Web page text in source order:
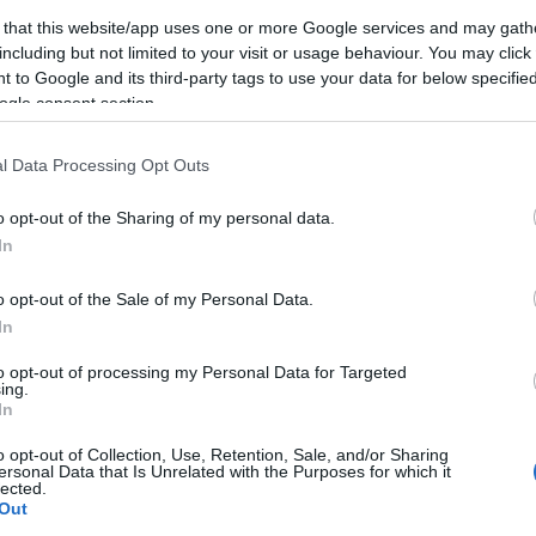
that this website/app uses one or more Google services and may
but not limited to your visit or usage behaviour. You may
to Google and its third-party tags to use your data for below
consent section.
Data Processing Opt Outs
opt-out of the Sharing of my personal data.
opt-out of the Sale of my Personal Data.
opt-out of processing my Personal Data for Targeted
opt-out of Collection, Use, Retention, Sale, and/or Sharing
Data that Is Unrelated with the Purposes for which it
2019. augusztus 06. 06:30
Melyik az igazi otthon?
A kérdés így, a nyári
gyakrabban merül fel. Szóval vajon
ahol most élünk? Szerintem a
embernek lehet két otthona,
látja,…